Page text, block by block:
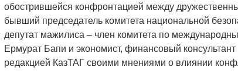
обострившейся конфронтацией между
бывший председатель комитета национальной
депутат мажилиса – член комитета по
Ермурат Бапи и экономист, финансовый
редакцией КазТАГ своими мнениями о влиянии